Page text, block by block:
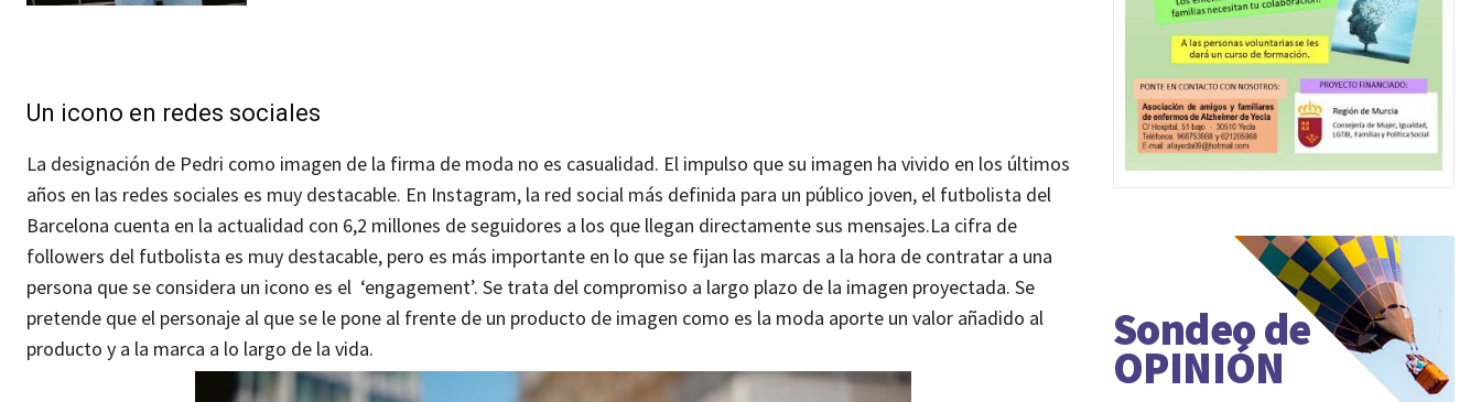
Un icono en redes sociales
La designación de Pedri como imagen de la firma de moda no es casualidad. El impulso que su imagen ha vivido en los últimos
años en las redes sociales es muy destacable. En Instagram, la red social más definida para un público joven, el futbolista del
Barcelona cuenta en la actualidad con 6,2 millones de seguidores a los que llegan directamente sus mensajes.La cifra de
followers del futbolista es muy destacable, pero es más importante en lo que se fijan las marcas a la hora de contratar a una
persona que se considera un icono es el ‘engagement’. Se trata del compromiso a largo plazo de la imagen proyectada. Se
pretende que el personaje al que se le pone al frente de un producto de imagen como es la moda aporte un valor añadido al
producto y a la marca a lo largo de la vida.
Sondeo de
OPINIÓN